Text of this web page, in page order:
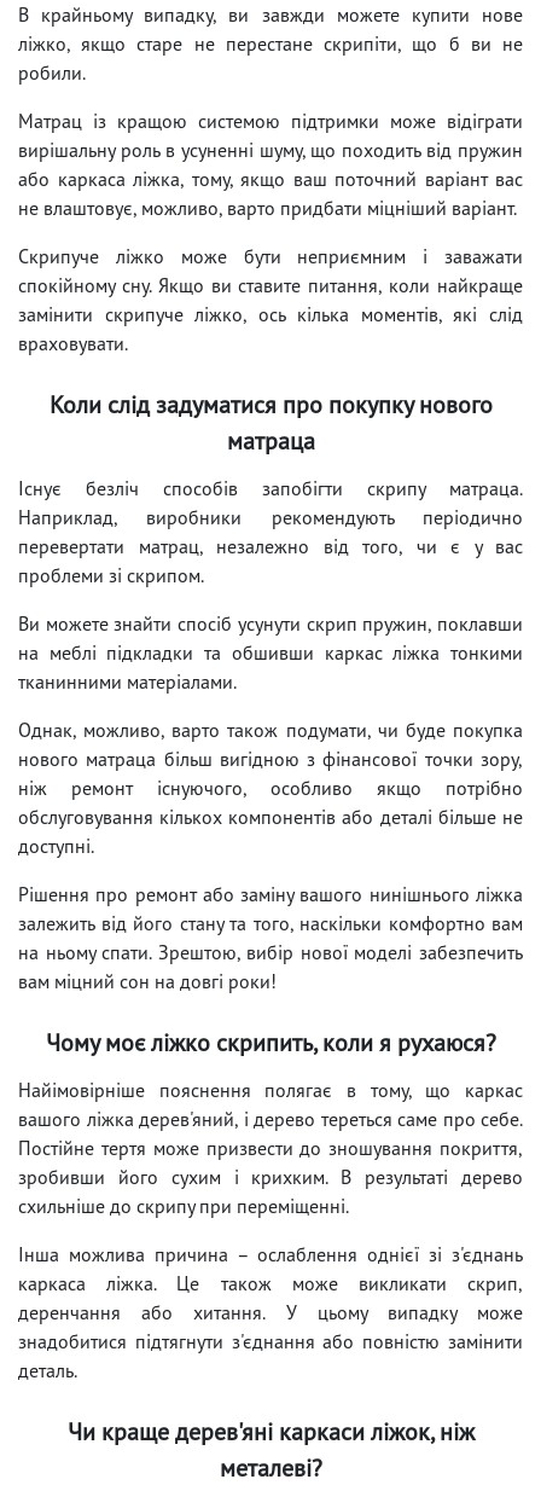
В крайньому випадку, ви завжди можете купити нове
ліжко, якщо старе не перестане скрипіти, що б ви не
робили.
Матрац із кращою системою підтримки може відіграти
вирішальну роль в усуненні шуму, що походить від пружин
або каркаса ліжка, тому, якщо ваш поточний варіант вас
не влаштовує, можливо, варто придбати міцніший варіант.
Скрипуче ліжко може бути неприємним і заважати
спокійному сну. Якщо ви ставите питання, коли найкраще
замінити скрипуче ліжко, ось кілька моментів, які слід
враховувати.
Коли слід задуматися про покупку нового
матраца
Існує безліч способів запобігти скрипу матраца.
Наприклад, виробники рекомендують періодично
перевертати матрац, незалежно від того, чи є у вас
проблеми зі скрипом.
Ви можете знайти спосіб усунути скрип пружин, поклавши
на меблі підкладки та обшивши каркас ліжка тонкими
тканинними матеріалами.
Однак, можливо, варто також подумати, чи буде покупка
нового матраца більш вигідною з фінансової точки зору,
ніж ремонт існуючого, особливо якщо потрібно
обслуговування кількох компонентів або деталі більше не
доступні.
Рішення про ремонт або заміну вашого нинішнього ліжка
залежить від його стану та того, наскільки комфортно вам
на ньому спати. Зрештою, вибір нової моделі забезпечить
вам міцний сон на довгі роки!
Чому моє ліжко скрипить, коли я рухаюся?
Найімовірніше пояснення полягає в тому, що каркас
вашого ліжка дерев'яний, і дерево тереться саме про себе.
Постійне тертя може призвести до зношування покриття,
зробивши його сухим і крихким. В результаті дерево
схильніше до скрипу при переміщенні.
Інша можлива причина – ослаблення однієї зі з'єднань
каркаса ліжка. Це також може викликати скрип,
деренчання або хитання. У цьому випадку може
знадобитися підтягнути з'єднання або повністю замінити
деталь.
Чи краще дерев'яні каркаси ліжок, ніж
металеві?